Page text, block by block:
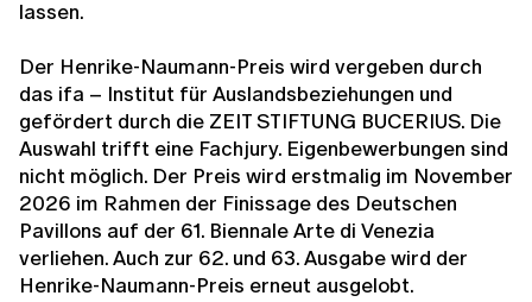
lassen.
Der Henrike-Naumann-Preis wird vergeben durch
das ifa – Institut für Auslandsbeziehungen und
gefördert durch die ZEIT STIFTUNG BUCERIUS. Die
Auswahl trifft eine Fachjury. Eigenbewerbungen sind
nicht möglich. Der Preis wird erstmalig im November
2026 im Rahmen der Finissage des Deutschen
Pavillons auf der 61. Biennale Arte di Venezia
verliehen. Auch zur 62. und 63. Ausgabe wird der
Henrike-Naumann-Preis erneut ausgelobt.